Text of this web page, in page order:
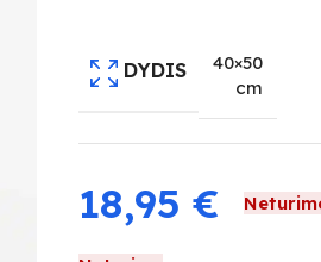
DYDIS
40×50
cm
18,95 €